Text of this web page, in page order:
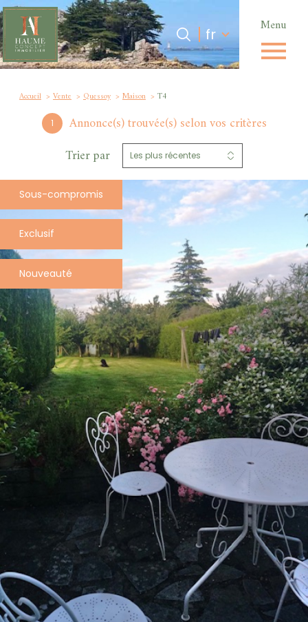
Menu
fr
Accueil 0 Langue
fr
Accueil Vente Quessoy Maison T4
1
Annonce(s) trouvée(s) selon vos critères
Trier par
Les plus récentes
Sous-compromis
Exclusif
Nouveauté